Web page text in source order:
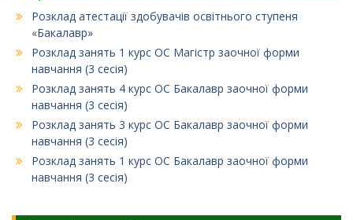
Розклад атестації здобувачів освітнього ступеня
«Бакалавр»
Розклад занять 1 курс ОС Магістр заочної форми
навчання (3 сесія)
Розклад занять 4 курс ОС Бакалавр заочної форми
навчання (3 сесія)
Розклад занять 3 курс ОС Бакалавр заочної форми
навчання (3 сесія)
Розклад занять 1 курс ОС Бакалавр заочної форми
навчання (3 сесія)